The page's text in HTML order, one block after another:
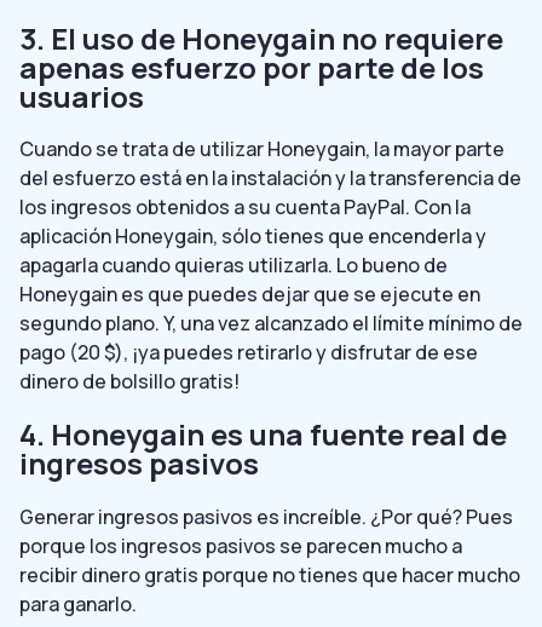
3. El uso de Honeygain no requiere
apenas esfuerzo por parte de los
usuarios
Cuando se trata de utilizar Honeygain, la mayor parte
del esfuerzo está en la instalación y la transferencia de
los ingresos obtenidos a su cuenta PayPal. Con la
aplicación Honeygain, sólo tienes que encenderla y
apagarla cuando quieras utilizarla. Lo bueno de
Honeygain es que puedes dejar que se ejecute en
segundo plano. Y, una vez alcanzado el límite mínimo de
pago (20 $), ¡ya puedes retirarlo y disfrutar de ese
dinero de bolsillo gratis!
4. Honeygain es una fuente real de
ingresos pasivos
Generar ingresos pasivos es increíble. ¿Por qué? Pues
porque los ingresos pasivos se parecen mucho a
recibir dinero gratis porque no tienes que hacer mucho
para ganarlo.